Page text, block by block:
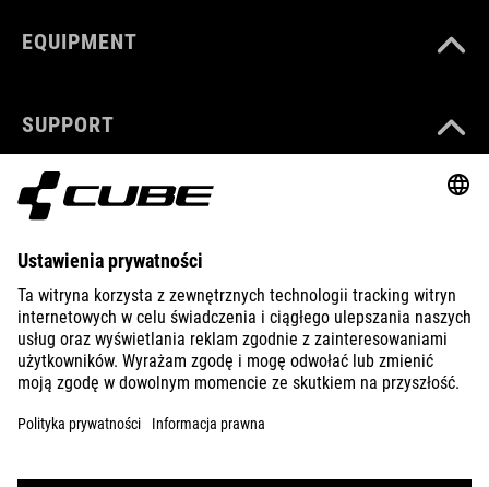
EQUIPMENT
SUPPORT
ABOUT US
EXPLORE